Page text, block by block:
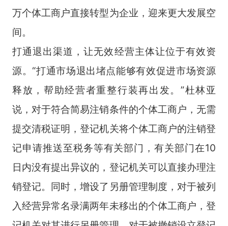
万个体工商户直接转型为企业，迎来更大发展空
间。
打通退出渠道，让无效经营主体让位于有效资
源。“打通市场退出堵点能够有效促进市场资源
释放，帮助经营者重整行装再出发。”杜林亚
说，对于符合简易注销条件的个体工商户，无需
提交清税证明，登记机关将个体工商户的注销登
记申请推送至税务等有关部门，有关部门在10
日内没有提出异议的，登记机关可以直接办理注
销登记。同时，增设了另册管理制度，对于被列
入经营异常名录满两年未移出的个体工商户，登